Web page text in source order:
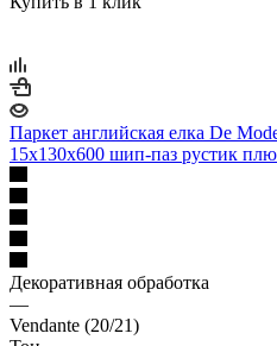
Паркет английская елка De
15х130х600 шип-паз рустик
Декоративная обработка
—
Vendante (20/21)